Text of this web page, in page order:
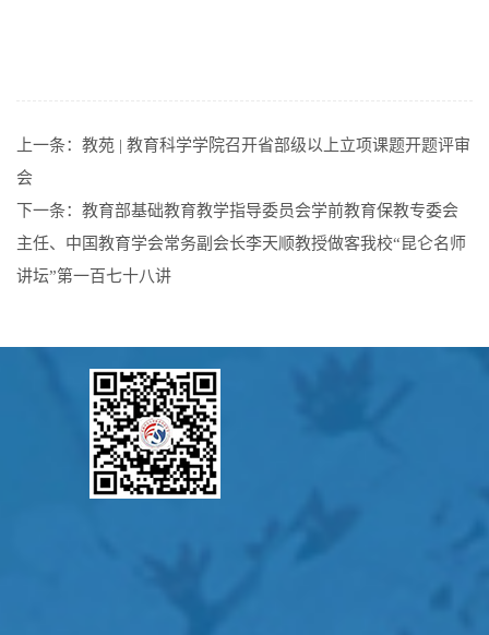
上一条： 教苑 | 教育科学学院召开省部级以上立项课题开题评审
会
下一条： 教育部基础教育教学指导委员会学前教育保教专委会
主任、中国教育学会常务副会长李天顺教授做客我校“昆仑名师
讲坛”第一百七十八讲